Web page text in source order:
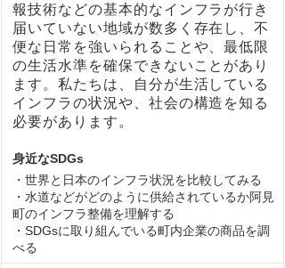
報技術などの基本的なインフラが行き
届いていない地域が数多く存在し、不
便な日常を強いられることや、最低限
の生活水準を確保できないことがあり
ます。私たちは、自分が生活している
インフラの状況や、社会の構造を知る
必要があります。
身近なSDGs
・世界と日本のインフラ状況を比較してみる
・水道などがどのように供給されているか阿見
町のインフラ整備を理解する
・SDGsに取り組んでいる町内企業の商品を調
べる